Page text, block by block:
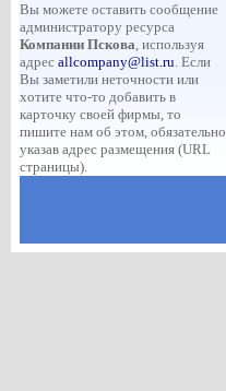
Вы можете оставить сообщение
администратору ресурса
Компании Пскова, используя
адрес allcompany@list.ru. Если
Вы заметили неточности или
хотите что-то добавить в
карточку своей фирмы, то
пишите нам об этом, обязательно
указав адрес размещения (URL
страницы).